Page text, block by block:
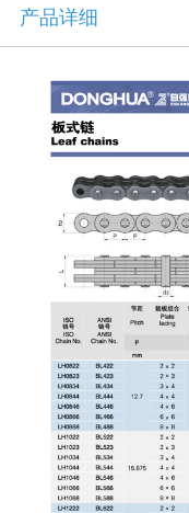
产品详细